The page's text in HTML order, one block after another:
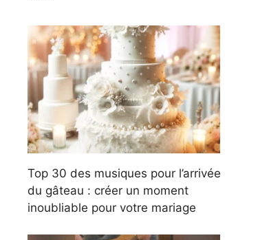
Top 30 des musiques pour l’arrivée
du gâteau : créer un moment
inoubliable pour votre mariage